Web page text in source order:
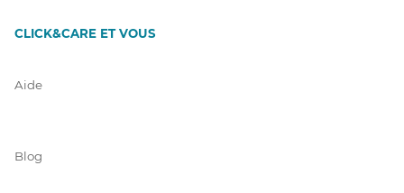
CLICK&CARE ET VOUS
Aide
Blog